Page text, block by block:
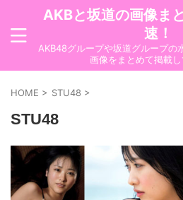
AKBと坂道の画像ま
速！
AKB48グループや坂道グループの
画像をまとめて掲載し
HOME > STU48 >
STU48